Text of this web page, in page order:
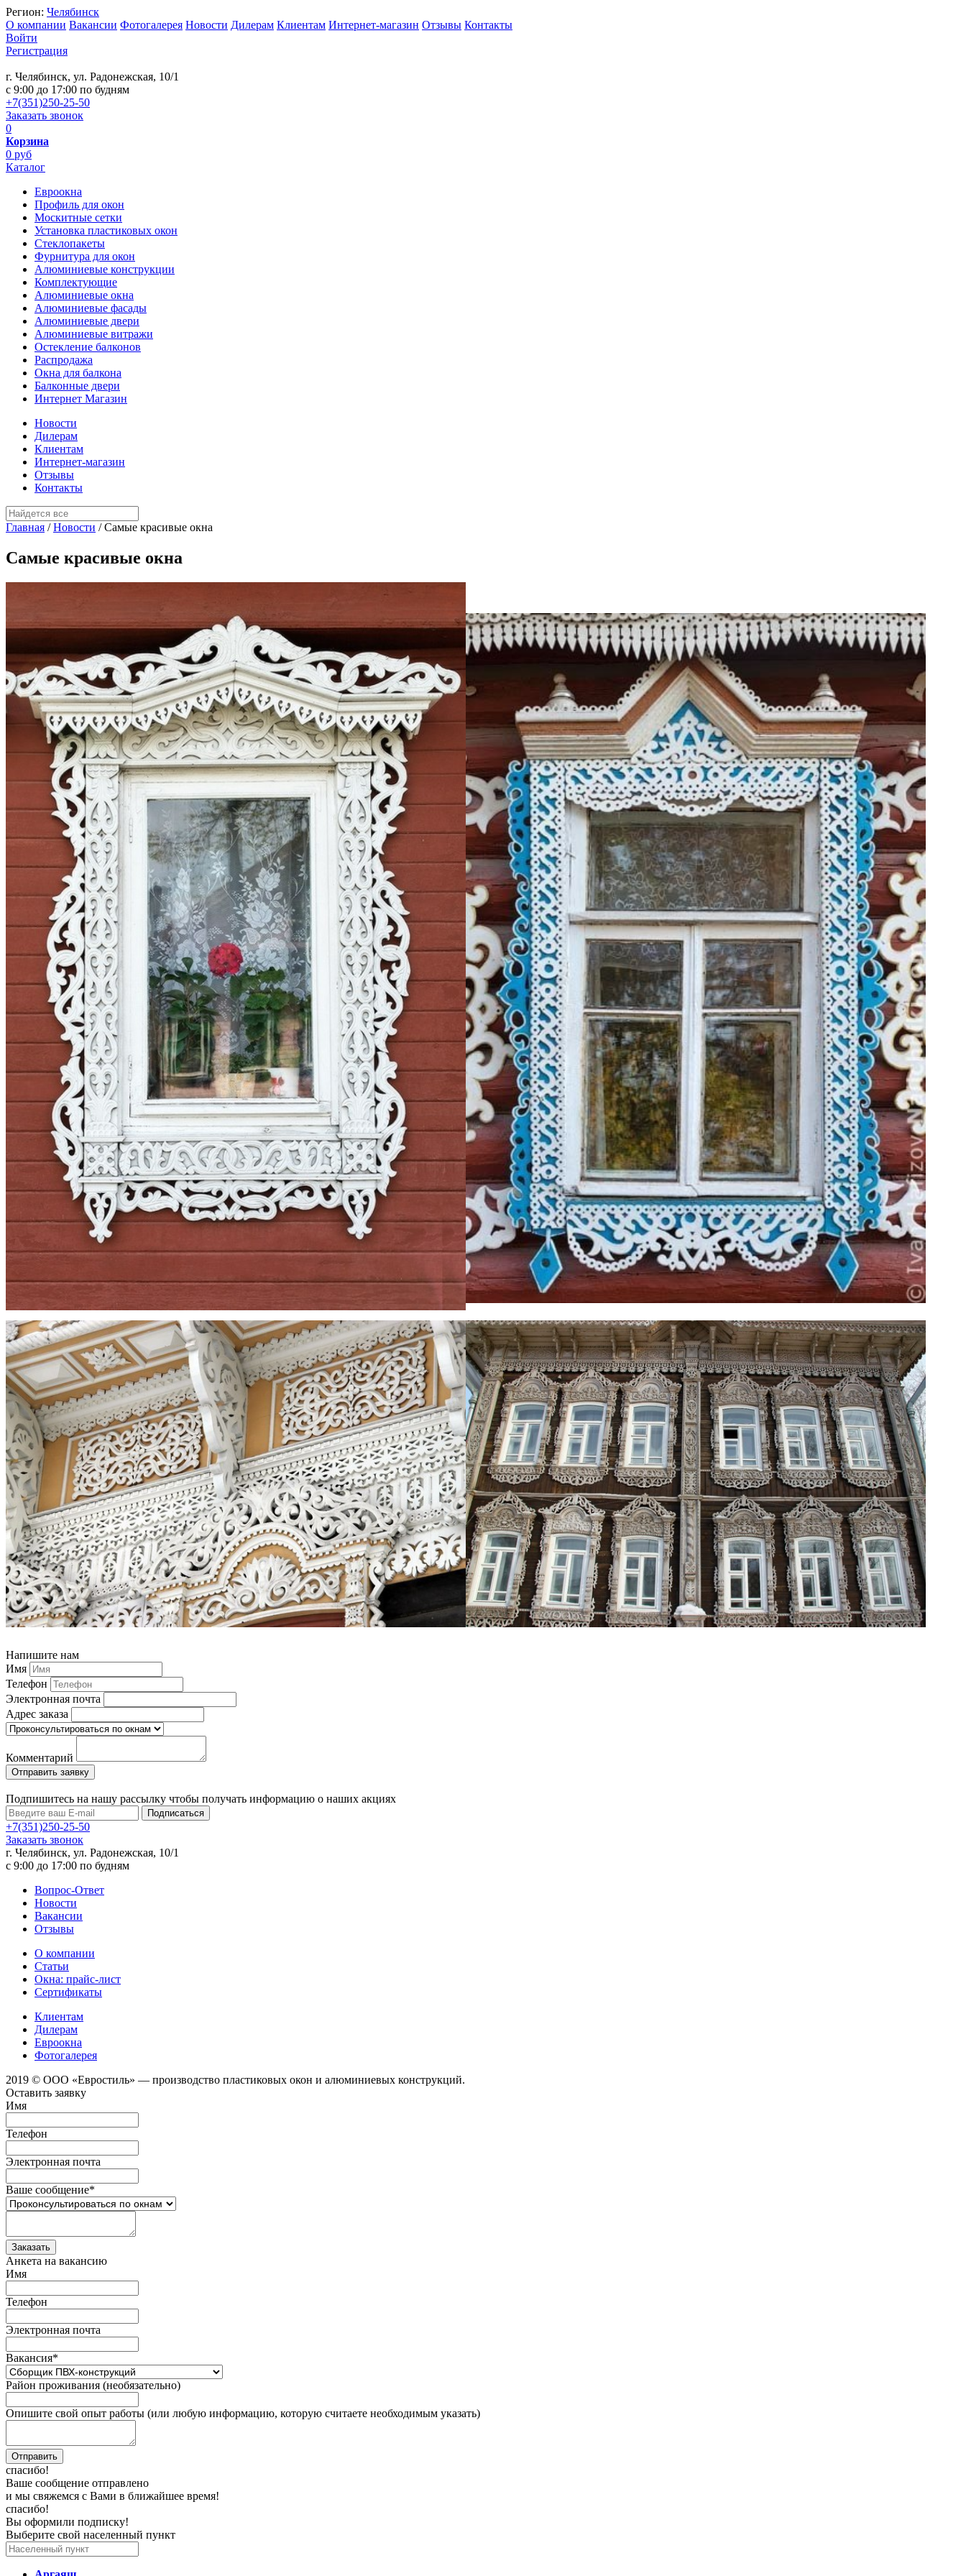
Регион: Челябинск
О компании Вакансии Фотогалерея Новости Дилерам Клиентам Интернет-магазин Отзывы Контакты
Войти
Регистрация
г. Челябинск, ул. Радонежская, 10/1
c 9:00 до 17:00 по будням
+7(351)250-25-50
Заказать звонок
0
Корзина
0 руб
Каталог
Евроокна
Профиль для окон
Москитные сетки
Установка пластиковых окон
Стеклопакеты
Фурнитура для окон
Алюминиевые конструкции
Комплектующие
Алюминиевые окна
Алюминиевые фасады
Алюминиевые двери
Алюминиевые витражи
Остекление балконов
Распродажа
Окна для балкона
Балконные двери
Интернет Магазин
Новости
Дилерам
Клиентам
Интернет-магазин
Отзывы
Контакты
Главная / Новости /Самые красивые окна
Самые красивые окна
Напишите нам
Имя
Телефон
Электронная почта
Адрес заказа
Комментарий
Подпишитесь на нашу рассылку чтобы получать информацию о наших акциях
Подписаться
+7(351)250-25-50
Заказать звонок
г. Челябинск, ул. Радонежская, 10/1
c 9:00 до 17:00 по будням
Вопрос-Ответ
Новости
Вакансии
Отзывы
О компании
Статьи
Окна: прайс-лист
Сертификаты
Клиентам
Дилерам
Евроокна
Фотогалерея
2019 © ООО «Евростиль» — производство пластиковых окон и алюминиевых конструкций.
Оставить заявку
Имя
Телефон
Электронная почта
Ваше сообщение*
Анкета на вакансию
Имя
Телефон
Электронная почта
Вакансия*
Район проживания (необязательно)
Опишите свой опыт работы (или любую информацию, которую считаете необходимым указать)
спасибо!
Ваше сообщение отправлено
и мы свяжемся с Вами в ближайшее время!
спасибо!
Вы оформили подписку!
Выберите свой населенный пункт